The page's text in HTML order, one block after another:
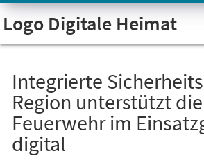
Visuelle
Assistenzsoftware
öffnen.
Logo Digitale Heimat
Integrierte
Region unterstützt die
Feuerwehr im
digital